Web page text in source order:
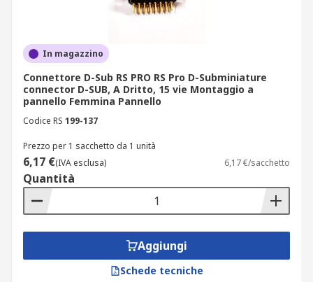
In magazzino
Connettore D-Sub RS PRO RS Pro D-Subminiature
connector D-SUB, A Dritto, 15 vie Montaggio a
pannello Femmina Pannello
Codice RS 199-137
Prezzo per 1 sacchetto da 1 unità
6,17 €(IVA esclusa) 6,17 €/sacchetto
Quantità
Aggiungi
Schede tecniche